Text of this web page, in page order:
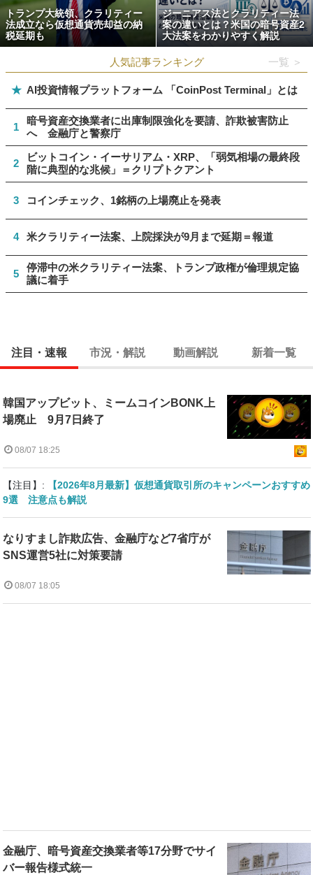
トランプ大統領、クラリティー
法成立なら仮想通貨売却益の納
税延期も
ジーニアス法とクラリティー法
案の違いとは？米国の暗号資産2
大法案をわかりやすく解説
人気記事ランキング 一覧 ＞
★ AI投資情報プラットフォーム 「CoinPost Terminal」とは
1
暗号資産交換業者に出庫制限強化を要請、詐欺被害防止
へ 金融庁と警察庁
2
ビットコイン・イーサリアム・XRP、「弱気相場の最終段
階に典型的な兆候」＝クリプトクアント
3 コインチェック、1銘柄の上場廃止を発表
4 米クラリティー法案、上院採決が9月まで延期＝報道
5
停滞中の米クラリティー法案、トランプ政権が倫理規定協
議に着手
注目・速報 市況・解説 動画解説 新着一覧
韓国アップビット、ミームコインBONK上
場廃止 9月7日終了
08/07 18:25
【注目】:
【2026年8月最新】仮想通貨取引所のキャンペーンおすすめ
9選 注意点も解説
なりすまし詐欺広告、金融庁など7省庁が
SNS運営5社に対策要請
08/07 18:05
金融庁、暗号資産交換業者等17分野でサイ
バー報告様式統一